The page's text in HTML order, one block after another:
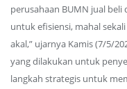
perusahaan BUMN jual
untuk efisiensi, mahal
akal,” ujarnya Kamis (7/5/
yang dilakukan untuk
langkah strategis untuk